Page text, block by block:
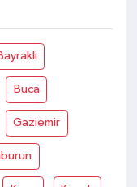
Buca
Gaziemir